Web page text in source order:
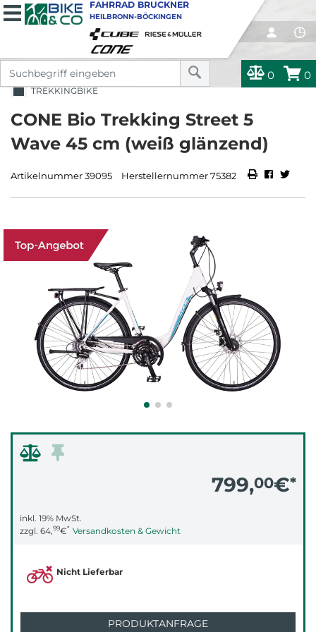
0 0
FAHRRAD BRUCKNER
HEILBRONN-BÖCKINGEN
TREKKINGBIKE
CONE Bio Trekking Street 5
Wave 45 cm (weiß glänzend)
Artikelnummer 39095 Herstellernummer 75382
799,00€*
inkl. 19% MwSt.
zzgl. 64,99€* Versandkosten & Gewicht
Nicht Lieferbar
PRODUKTANFRAGE